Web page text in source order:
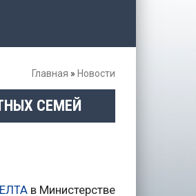
Главная » Новости
СЕМЕЙ
в Министерстве